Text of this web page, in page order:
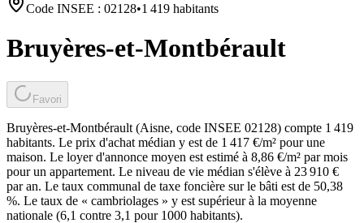
Code INSEE : 02128•1 419 habitants
Bruyères-et-Montbérault
Favori
Bruyères-et-Montbérault (Aisne, code INSEE 02128) compte 1 419
habitants. Le prix d'achat médian y est de 1 417 €/m² pour une
maison. Le loyer d'annonce moyen est estimé à 8,86 €/m² par mois
pour un appartement. Le niveau de vie médian s'élève à 23 910 €
par an. Le taux communal de taxe foncière sur le bâti est de 50,38
%. Le taux de « cambriolages » y est supérieur à la moyenne
nationale (6,1 contre 3,1 pour 1000 habitants).